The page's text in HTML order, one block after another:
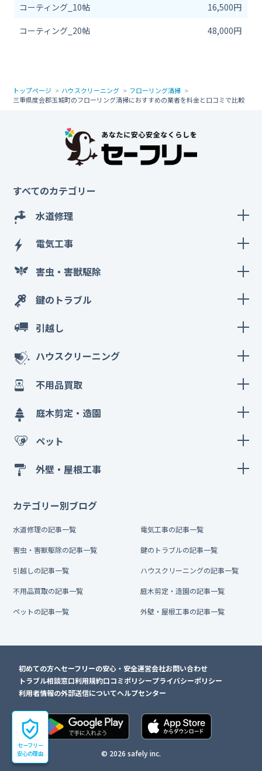
コーティング_10帖
16,500円
コーティング_20帖
48,000円
トップページ ハウスクリーニング
フローリング清掃
三重県度会郡玉城町のフローリング清掃におすすめの業者を料金と口コミで比較
セーフリー
安心の理由
すべてのカテゴリー
水道修理
電気工事
害虫・害獣駆除
鍵のトラブル
引越し
ハウスクリーニング
不用品買取
庭木剪定・造園
ペット
外壁・屋根工事
カテゴリー別ブログ
水道修理の記事一覧 電気工事の記事一覧
害虫・害獣駆除の記事一覧 鍵のトラブルの記事一覧
引越しの記事一覧 ハウスクリーニングの記事一覧
不用品買取の記事一覧 庭木剪定・造園の記事一覧
ペットの記事一覧 外壁・屋根工事の記事一覧
初めての方へセーフリーの安心・安全運営会社お問い合わせ
トラブル相談窓口利用規約口コミポリシープライバシーポリシー
利用者情報の外部送信についてヘルプセンター
© 2026 safely inc.